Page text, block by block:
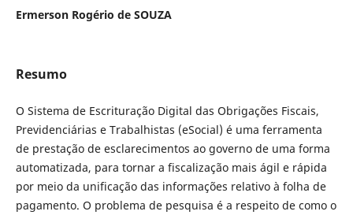
Ermerson Rogério de SOUZA
Resumo
O Sistema de Escrituração Digital das Obrigações Fiscais,
Previdenciárias e Trabalhistas (eSocial) é uma ferramenta
de prestação de esclarecimentos ao governo de uma forma
automatizada, para tornar a fiscalização mais ágil e rápida
por meio da unificação das informações relativo à folha de
pagamento. O problema de pesquisa é a respeito de como o